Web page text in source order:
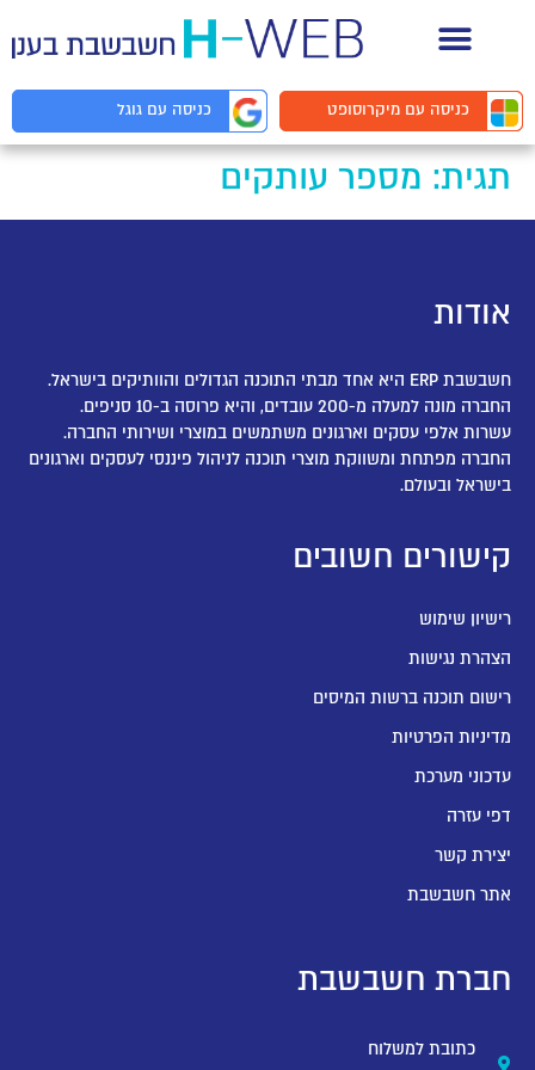
כניסה עםמיקרוסופט כניסה עם גוגל
תגית: מספר עותקים
אודות
חשבשבת ERP היא אחד מבתי התוכנה הגדולים והוותיקים בישראל.
החברה מונה למעלה מ-200 עובדים, והיא פרוסה ב-10 סניפים.
עשרות אלפי עסקים וארגונים משתמשים במוצרי ושירותי החברה.
החברה מפתחת ומשווקת מוצרי תוכנה לניהול פיננסי לעסקים וארגונים
בישראל ובעולם.
קישורים חשובים
רישיון שימוש
הצהרת נגישות
רישום תוכנה ברשות המיסים
מדיניות הפרטיות
עדכוני מערכת
דפי עזרה
יצירת קשר
אתר חשבשבת
חברת חשבשבת
כתובת למשלוח